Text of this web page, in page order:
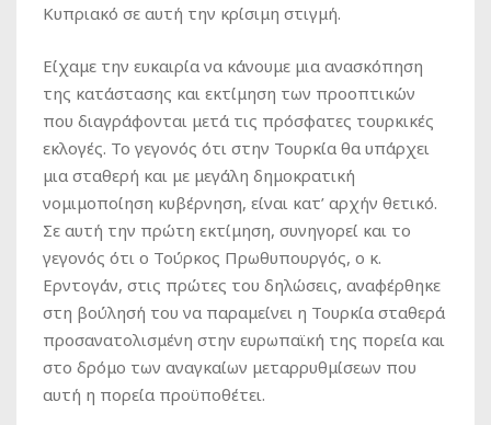
Κυπριακό σε αυτή την κρίσιμη στιγμή.
Είχαμε την ευκαιρία να κάνουμε μια ανασκόπηση
της κατάστασης και εκτίμηση των προοπτικών
που διαγράφονται μετά τις πρόσφατες τουρκικές
εκλογές. Το γεγονός ότι στην Τουρκία θα υπάρχει
μια σταθερή και με μεγάλη δημοκρατική
νομιμοποίηση κυβέρνηση, είναι κατ’ αρχήν θετικό.
Σε αυτή την πρώτη εκτίμηση, συνηγορεί και το
γεγονός ότι ο Τούρκος Πρωθυπουργός, ο κ.
Ερντογάν, στις πρώτες του δηλώσεις, αναφέρθηκε
στη βούλησή του να παραμείνει η Τουρκία σταθερά
προσανατολισμένη στην ευρωπαϊκή της πορεία και
στο δρόμο των αναγκαίων μεταρρυθμίσεων που
αυτή η πορεία προϋποθέτει.